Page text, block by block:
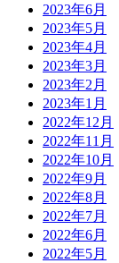
2023年6月
2023年5月
2023年4月
2023年3月
2023年2月
2023年1月
2022年12月
2022年11月
2022年10月
2022年9月
2022年8月
2022年7月
2022年6月
2022年5月